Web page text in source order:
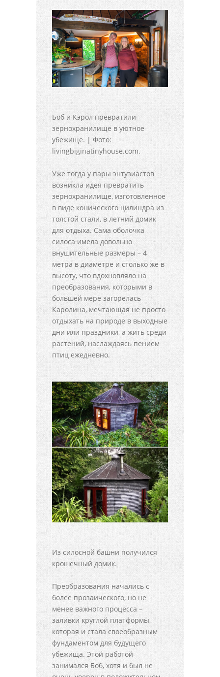
Боб и Кэрол превратили
зернохранилище в уютное
убежище. | Фото:
livingbiginatinyhouse.com.
Уже тогда у пары энтузиастов
возникла идея превратить
зернохранилище, изготовленное
в виде конического цилиндра из
толстой стали, в летний домик
для отдыха. Сама оболочка
силоса имела довольно
внушительные размеры – 4
метра в диаметре и столько же в
высоту, что вдохновляло на
преобразования, которыми в
большей мере загорелась
Каролина, мечтающая не просто
отдыхать на природе в выходные
дни или праздники, а жить среди
растений, наслаждаясь пением
птиц ежедневно.
Из силосной башни получился
крошечный домик.
Преобразования начались с
более прозаического, но не
менее важного процесса –
заливки круглой платформы,
которая и стала своеобразным
фундаментом для будущего
убежища. Этой работой
занимался Боб, хотя и был не